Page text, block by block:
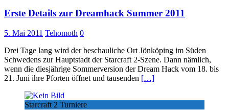
Erste Details zur Dreamhack Summer 2011
5. Mai 2011 Tehomoth 0
Drei Tage lang wird der beschauliche Ort Jönköping im Süden
Schwedens zur Hauptstadt der Starcraft 2-Szene. Dann nämlich,
wenn die diesjährige Sommerversion der Dream Hack vom 18. bis
21. Juni ihre Pforten öffnet und tausenden […]
Starcraft 2 Turniere